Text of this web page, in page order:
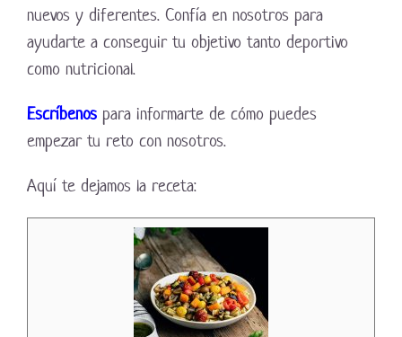
nuevos y diferentes. Confía en nosotros para
ayudarte a conseguir tu objetivo tanto deportivo
como nutricional.
Escríbenos para informarte de cómo puedes
empezar tu reto con nosotros.
Aquí te dejamos la receta: